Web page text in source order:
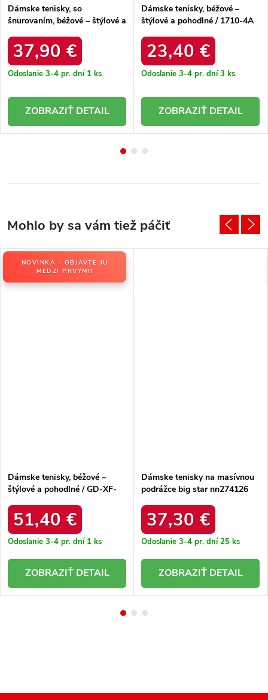
Dámske tenisky, so
šnurovaním, béžové – štýlové a
37,90 €
Odoslanie 3-4 pr. dní 1 ks
DETAIL
Dámske tenisky, béžové –
štýlové a pohodlné / 1710-4A
23,40 €
Odoslanie 3-4 pr. dní3 ks
DETAIL
NOVINKA – OBJAVTE JU
MEDZI PRVÝMI!
Dámske tenisky, béžové –
štýlové a pohodlné / GD-XF-
51,40 €
Odoslanie 3-4 pr. dní 1 ks
DETAIL
Dámske tenisky na masívnou
podrážce big star nn274126
37,30 €
Odoslanie 3-4 pr. dní25 ks
DETAIL